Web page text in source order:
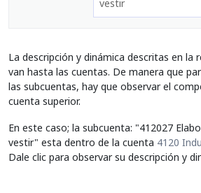
vestir
La descripción y dinámica descritas en la
van hasta las cuentas. De manera que
las subcuentas, hay que observar el
cuenta superior.
En este caso; la subcuenta: "412027
vestir" esta dentro de la cuenta 4120
Dale clic para observar su descripción y